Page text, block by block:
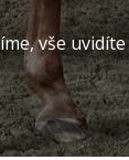
vše